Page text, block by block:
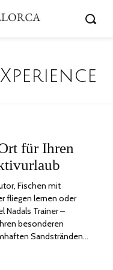
Xperience
für Ihren
Fischen mit
fliegen lernen oder
Nadals Trainer –
besonderen
Sandstränden…